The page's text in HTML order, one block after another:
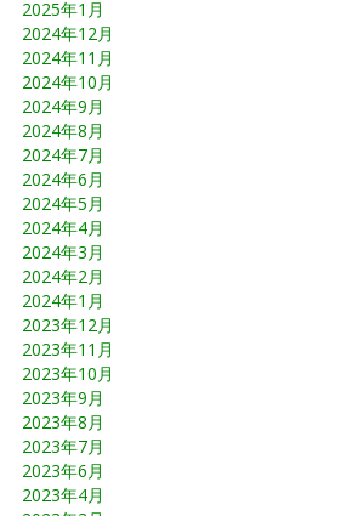
2025年1月
2024年12月
2024年11月
2024年10月
2024年9月
2024年8月
2024年7月
2024年6月
2024年5月
2024年4月
2024年3月
2024年2月
2024年1月
2023年12月
2023年11月
2023年10月
2023年9月
2023年8月
2023年7月
2023年6月
2023年4月